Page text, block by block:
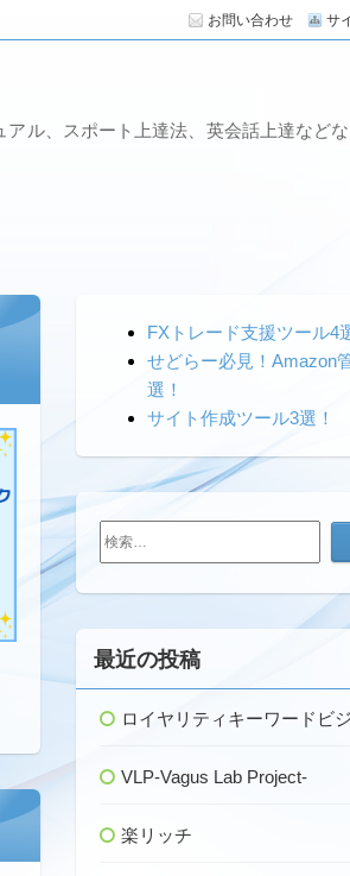
お問い合わせ サ
ル、スポート上達法、英会話上達など
FXトレード支援ツール4
せどらー必見！Amazon
選！
サイト作成ツール3選！
検
索:
最近の投稿
ロイヤリティキーワードビ
VLP-Vagus Lab Project-
楽リッチ